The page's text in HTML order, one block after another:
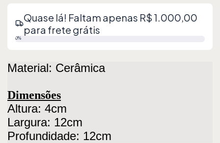
Quase lá! Faltam apenas R$ 1.000,00
para frete grátis
0%
Material: Cerâmica
Dimensões
Altura: 4cm
Largura: 12cm
Profundidade: 12cm